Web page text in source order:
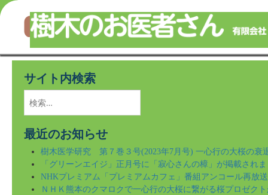
Skip
サイト内検索
索:
最近のお知らせ
樹木医学研究 第７巻３号(2023年7月号) 一心行の大桜の衰
「グリーンエイジ」正月号に「寂心さんの樟」が掲載され
NHKプレミアム「プレミアムカフェ」番組アンコール再放
ＮＨＫ熊本のクマロクで一心行の大桜に繋がる桜プロゼク